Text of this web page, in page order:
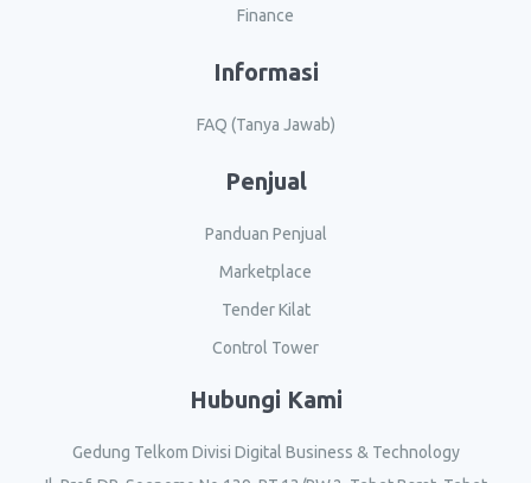
Finance
Informasi
FAQ (Tanya Jawab)
Penjual
Panduan Penjual
Marketplace
Tender Kilat
Control Tower
Hubungi Kami
Gedung Telkom Divisi Digital Business & Technology